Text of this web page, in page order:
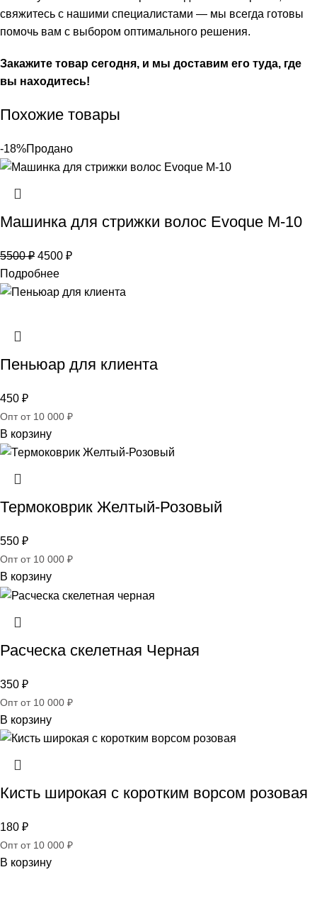
свяжитесь с нашими специалистами — мы всегда готовы
помочь вам с выбором оптимального решения.
Закажите товар сегодня, и мы доставим его туда, где
вы находитесь!
Похожие товары
-18%Продано
Машинка для стрижки волос Evoque M-10
5500₽ 4500 ₽
Подробнее
Пеньюар для клиента
450 ₽
Опт от 10 000 ₽
В корзину
Термоковрик Желтый-Розовый
550 ₽
Опт от 10 000 ₽
В корзину
Расческа скелетная Черная
350 ₽
Опт от 10 000 ₽
В корзину
Кисть широкая c коротким ворсом розовая
180 ₽
Опт от 10 000 ₽
В корзину